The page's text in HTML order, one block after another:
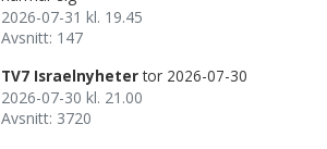
2026-07-31 kl. 19.45
Avsnitt: 147
TV7 Israelnyheter tor 2026-07-30
2026-07-30 kl. 21.00
Avsnitt: 3720